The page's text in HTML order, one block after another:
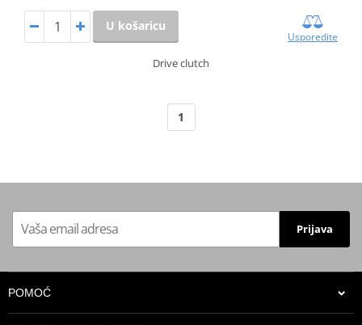
U košaricu
Usporedite
Drive clutch
1
Prijava
POMOĆ